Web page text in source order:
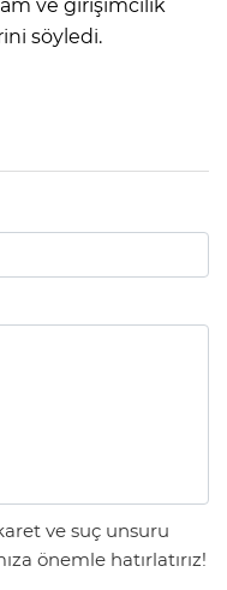
ve girişimcilik
söyledi.
ve suç unsuru
önemle hatırlatırız!